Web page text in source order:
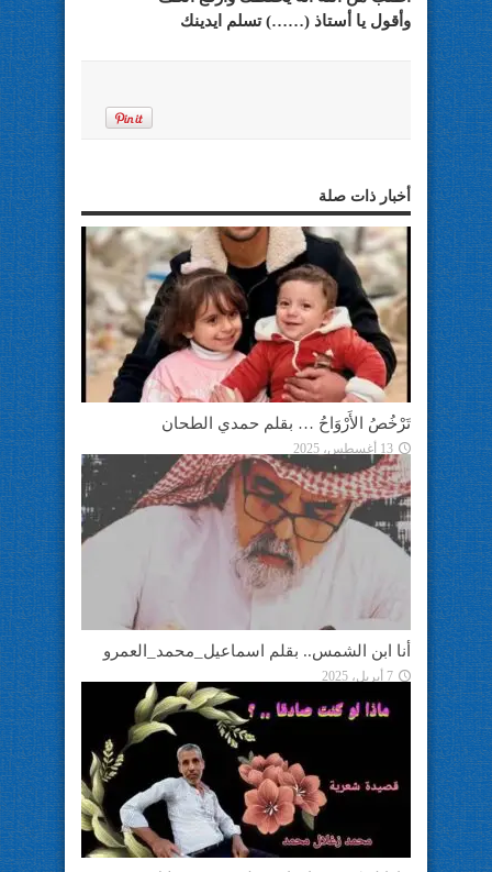
وأقول يا أستاذ (……) تسلم ايدينك
أخبار ذات صلة
تَرْخُصُ الأَرْوَاحُ … بقلم حمدي الطحان
13 أغسطس، 2025
أنا ابن الشمس.. بقلم اسماعيل_محمد_العمرو
7 أبريل، 2025